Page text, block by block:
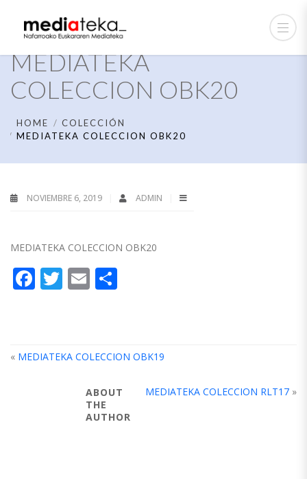
MEDIATEKA
COLECCION OBK20
HOME
COLECCIÓN
MEDIATEKA COLECCION OBK20
NOVIEMBRE 6, 2019 ADMIN
MEDIATEKA COLECCION OBK20
Facebook
Twitter
Email
« MEDIATEKA COLECCION OBK19
MEDIATEKA COLECCION RLT17 »
ABOUT
THE
AUTHOR